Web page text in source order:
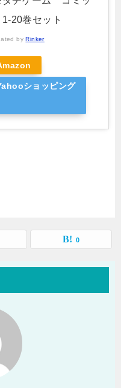
20巻セット
byRinker
ショッピング
0